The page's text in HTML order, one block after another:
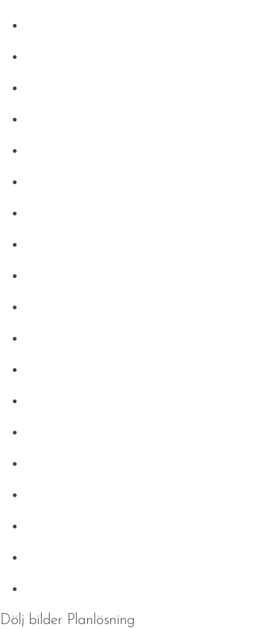
Dölj bilder Planlösning